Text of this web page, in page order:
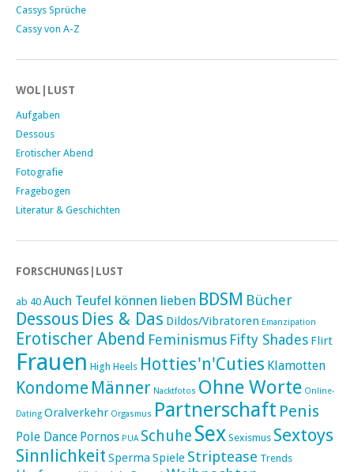
Cassys Sprüche
Cassy von A-Z
WOL|LUST
Aufgaben
Dessous
Erotischer Abend
Fotografie
Fragebogen
Literatur & Geschichten
FORSCHUNGS|LUST
ab 40 Auch Teufel können lieben BDSM Bücher
Dessous Dies & Das Dildos/Vibratoren Emanzipation
Erotischer Abend Feminismus Fifty Shades Flirt
Frauen High Heels Hotties'n'Cuties Klamotten
Kondome Männer Nacktfotos Ohne Worte Online-
Dating Oralverkehr Orgasmus Partnerschaft Penis
Pole Dance Pornos PUA Schuhe Sex Sexismus Sextoys
Sinnlichkeit Sperma Spiele Striptease Trends